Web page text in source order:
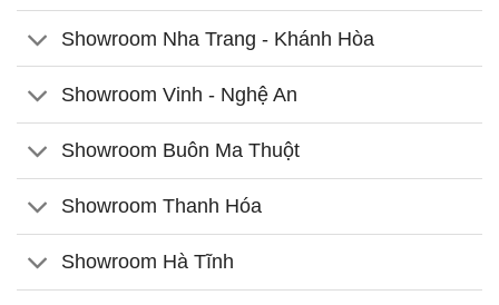
Showroom Nha Trang - Khánh Hòa
Showroom Vinh - Nghệ An
Showroom Buôn Ma Thuột
Showroom Thanh Hóa
Showroom Hà Tĩnh